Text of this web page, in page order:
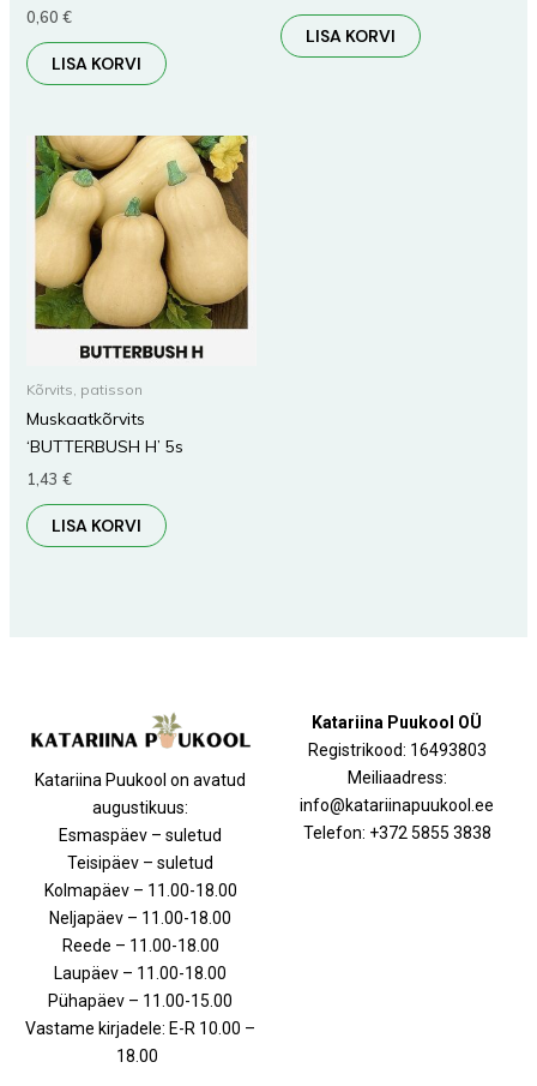
0,60 €
LISA KORVI
LISA KORVI
Kõrvits, patisson
Muskaatkõrvits
‘BUTTERBUSH H’ 5s
1,43 €
LISA KORVI
Katariina Puukool on avatud
augustikuus:
Esmaspäev – suletud
Teisipäev – suletud
Kolmapäev – 11.00-18.00
Neljapäev – 11.00-18.00
Reede – 11.00-18.00
Laupäev – 11.00-18.00
Pühapäev – 11.00-15.00
Vastame kirjadele: E-R 10.00 –
18.00
Katariina Puukool OÜ
Registrikood: 16493803
Meiliaadress:
info@katariinapuukool.ee
Telefon: +372 5855 3838